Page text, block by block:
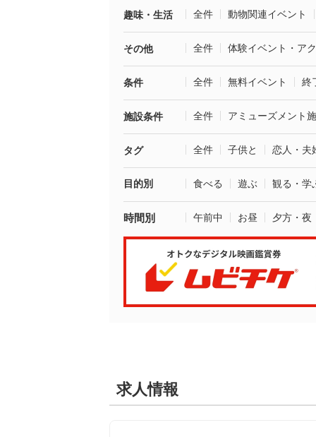
趣味・生活 全件 動物関連イベント
その他 全件 体験イベント・ア
条件 全件 無料イベント 終
施設条件 全件 アミューズメント
タグ 全件 子供と 恋人・夫
目的別 食べる 遊ぶ 観る・学
時間別 午前中 お昼 夕方・夜
求人情報